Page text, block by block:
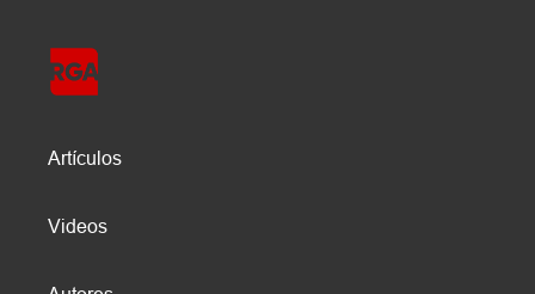
Artículos
Videos